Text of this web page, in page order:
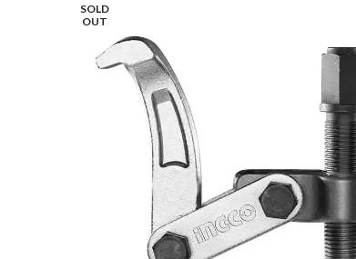
SOLD
OUT